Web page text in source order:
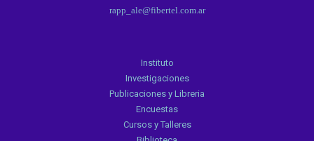
rapp_ale@fibertel.com.ar
Instituto
Investigaciones
Publicaciones y Libreria
Encuestas
Cursos y Talleres